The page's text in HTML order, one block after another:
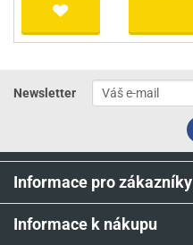
Newsletter
Informace pro zákazníky
Informace k nákupu